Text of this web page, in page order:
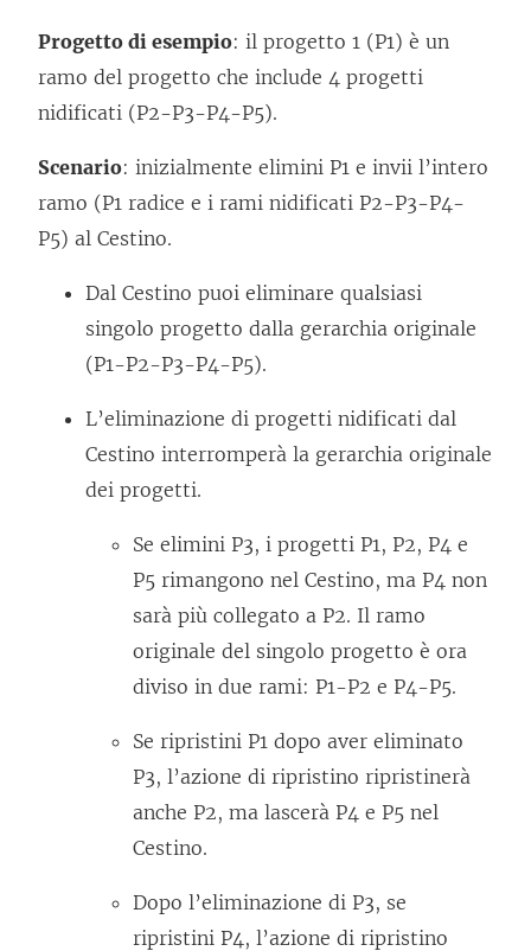
Progetto di esempio: il progetto 1 (P1) è un
ramo del progetto che include 4 progetti
nidificati (P2-P3-P4-P5).
Scenario: inizialmente elimini P1 e invii l’intero
ramo (P1 radice e i rami nidificati P2-P3-P4-
P5) al Cestino.
Dal Cestino puoi eliminare qualsiasi
singolo progetto dalla gerarchia originale
(P1-P2-P3-P4-P5).
L’eliminazione di progetti nidificati dal
Cestino interromperà la gerarchia originale
dei progetti.
Se elimini P3, i progetti P1, P2, P4 e
P5 rimangono nel Cestino, ma P4 non
sarà più collegato a P2. Il ramo
originale del singolo progetto è ora
diviso in due rami: P1-P2 e P4-P5.
Se ripristini P1 dopo aver eliminato
P3, l’azione di ripristino ripristinerà
anche P2, ma lascerà P4 e P5 nel
Cestino.
Dopo l’eliminazione di P3, se
ripristini P4, l’azione di ripristino